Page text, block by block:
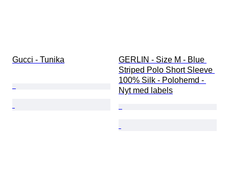
Gucci - Tunika
GERLIN - Size M - Blue
Striped Polo Short Sleeve
100% Silk - Polohemd -
Nyt med labels